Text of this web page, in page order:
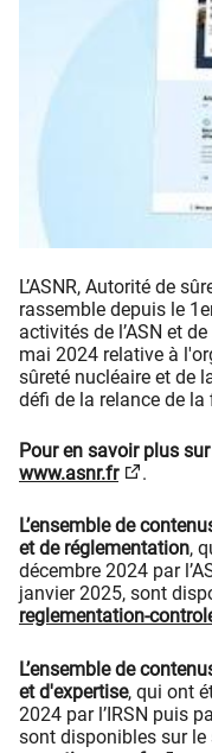
L’ASNR, Autorité de
rassemble depuis le
activités de l’ASN et
mai 2024 relative à
sûreté nucléaire et de
défi de la relance de la
Pour en savoir plus sur
www.asnr.fr
.
L’ensemble de
et de réglementation,
décembre 2024 par
janvier 2025, sont
reglementation-
L’ensemble de
et d'expertise, qui ont
2024 par l’IRSN puis
sont disponibles sur le